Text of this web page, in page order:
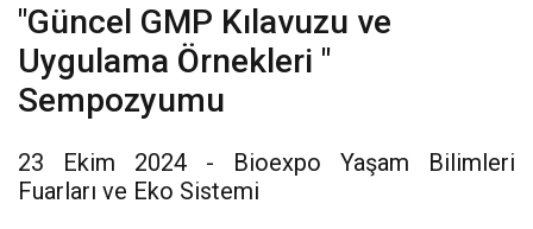
"Güncel GMP Kılavuzu ve
Uygulama Örnekleri "
Sempozyumu
23 Ekim 2024 - Bioexpo Yaşam Bilimleri
Fuarları ve Eko Sistemi